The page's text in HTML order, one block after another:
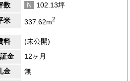
数
N
102.13坪
米
337.62m2
料
(未公開)
金
12ヶ月
金
無